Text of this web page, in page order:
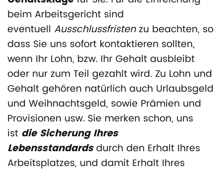
beim Arbeitsgericht sind
eventuell Ausschlussfristenzu beachten, so
dass Sie uns sofort kontaktieren sollten,
wenn Ihr Lohn, bzw. Ihr Gehalt ausbleibt
oder nur zum Teil gezahlt wird. Zu Lohn und
Gehalt gehören natürlich auch Urlaubsgeld
und Weihnachtsgeld, sowie Prämien und
Provisionen usw. Sie merken schon, uns
ist die Sicherung Ihres
Lebensstandardsdurch den Erhalt Ihres
Arbeitsplatzes, und damit Erhalt Ihres